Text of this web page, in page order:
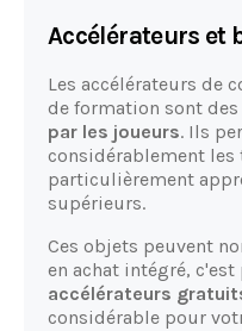
Accélérateurs et
Les accélérateurs de
de formation sont
par les joueurs. Ils
considérablement
particulièrement
supérieurs.
Ces objets peuvent
en achat intégré,
accélérateurs
considérable pour